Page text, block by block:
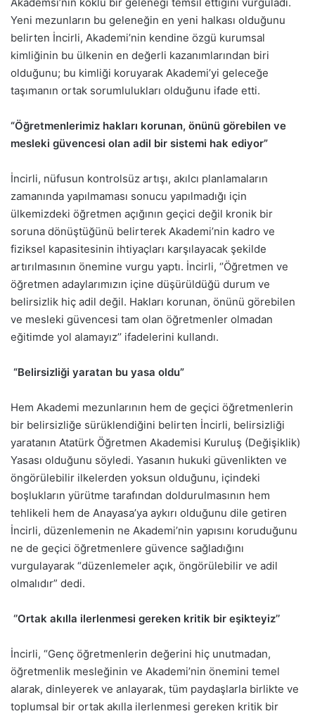
Yeni mezunların bu geleneğin en yeni halkası olduğunu
belirten İncirli, Akademi’nin kendine özgü kurumsal
kimliğinin bu ülkenin en değerli kazanımlarından biri
olduğunu; bu kimliği koruyarak Akademi’yi geleceğe
taşımanın ortak sorumlulukları olduğunu ifade etti.
“Öğretmenlerimiz hakları korunan, önünü görebilen ve
mesleki güvencesi olan adil bir sistemi hak ediyor”
İncirli, nüfusun kontrolsüz artışı, akılcı planlamaların
zamanında yapılmaması sonucu yapılmadığı için
ülkemizdeki öğretmen açığının geçici değil kronik bir
soruna dönüştüğünü belirterek Akademi’nin kadro ve
fiziksel kapasitesinin ihtiyaçları karşılayacak şekilde
artırılmasının önemine vurgu yaptı. İncirli, ‘’Öğretmen ve
öğretmen adaylarımızın içine düşürüldüğü durum ve
belirsizlik hiç adil değil. Hakları korunan, önünü görebilen
ve mesleki güvencesi tam olan öğretmenler olmadan
eğitimde yol alamayız’’ ifadelerini kullandı.
“Belirsizliği yaratan bu yasa oldu”
Hem Akademi mezunlarının hem de geçici öğretmenlerin
bir belirsizliğe sürüklendiğini belirten İncirli, belirsizliği
yaratanın Atatürk Öğretmen Akademisi Kuruluş (Değişiklik)
Yasası olduğunu söyledi. Yasanın hukuki güvenlikten ve
öngörülebilir ilkelerden yoksun olduğunu, içindeki
boşlukların yürütme tarafından doldurulmasının hem
tehlikeli hem de Anayasa’ya aykırı olduğunu dile getiren
İncirli, düzenlemenin ne Akademi’nin yapısını koruduğunu
ne de geçici öğretmenlere güvence sağladığını
vurgulayarak “düzenlemeler açık, öngörülebilir ve adil
olmalıdır” dedi.
‘’Ortak akılla ilerlenmesi gereken kritik bir eşikteyiz’’
İncirli, “Genç öğretmenlerin değerini hiç unutmadan,
öğretmenlik mesleğinin ve Akademi’nin önemini temel
alarak, dinleyerek ve anlayarak, tüm paydaşlarla birlikte ve
toplumsal bir ortak akılla ilerlenmesi gereken kritik bir